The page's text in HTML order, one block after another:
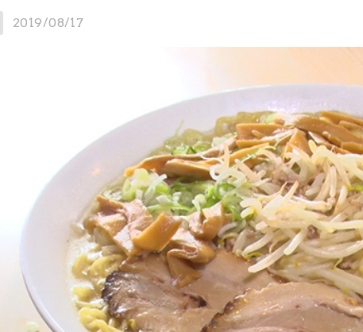
2019/08/17